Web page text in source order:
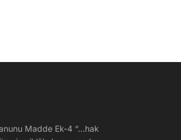
Madde Ek-4 “…hak